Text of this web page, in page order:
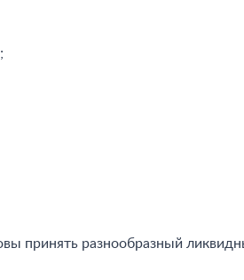
принять разнообразный